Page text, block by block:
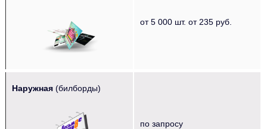
от 5 000 шт. от 235 руб.
Наружная(билборды)
по запросу